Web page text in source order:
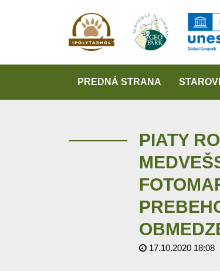
PREDNÁ STRANA
PIATY
17.10.2020 18:08